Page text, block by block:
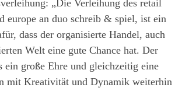
„Die Verleihung des retail
europe an duo schreib & spiel, ist ein
dass der organisierte Handel, auch
Welt eine gute Chance hat. Der
ein große Ehre und gleichzeitig eine
mit Kreativität und Dynamik weiterhin